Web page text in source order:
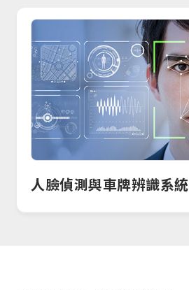
人臉偵測與車牌辨識系統